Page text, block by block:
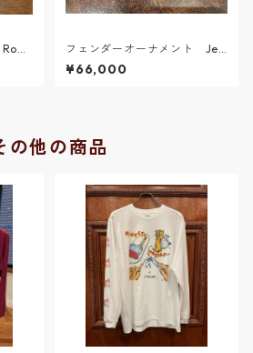
フェンダーオーナメント Jet
Plane
¥66,000
の他の商品